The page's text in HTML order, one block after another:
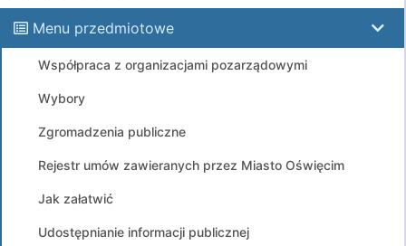
Menu przedmiotowe
Współpraca z organizacjami pozarządowymi
Wybory
Zgromadzenia publiczne
Rejestr umów zawieranych przez Miasto Oświęcim
Jak załatwić
Udostępnianie informacji publicznej